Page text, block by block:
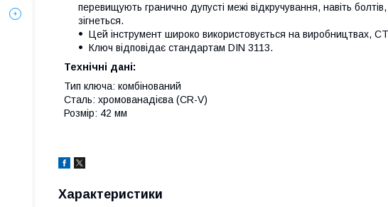
перевищують гранично дупусті межі відкручування, навіть
зігнеться.
Цей інструмент широко використовується на виробництвах,
Ключ відповідає стандартам DIN 3113.
Технічні дані:
Тип ключа: комбінований
Сталь: хромованадієва (CR-V)
Розмір: 42 мм
Характеристики